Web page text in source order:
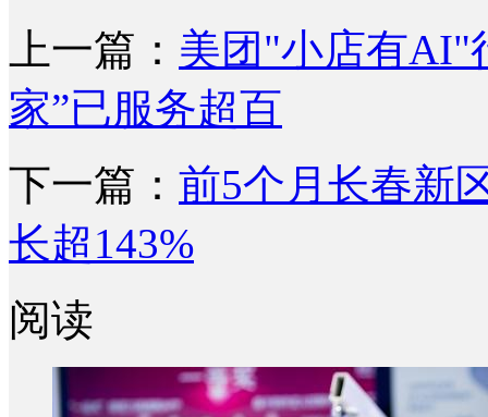
上一篇： 美团"小店有AI"
家”已服务超百
下一篇： 前5个月长春新
长超143%
阅读